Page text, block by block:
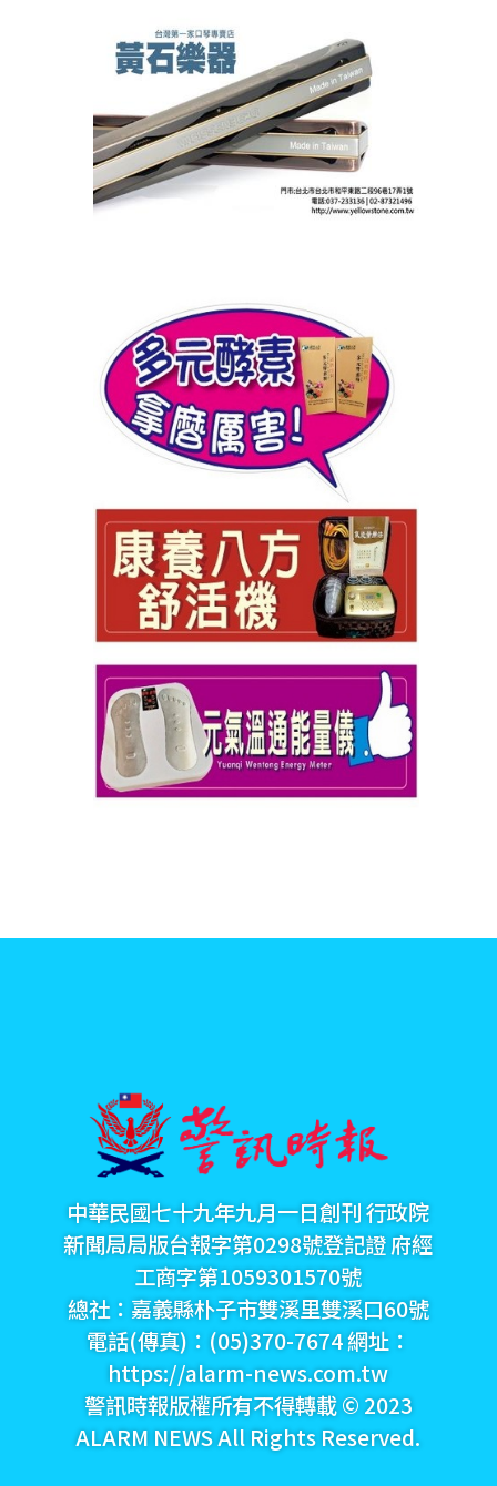
中華民國七十九年九月一日創刊 行政院
新聞局局版台報字第0298號登記證 府經
工商字第1059301570號
總社：嘉義縣朴子市雙溪里雙溪口60號
電話(傳真)：(05)370-7674 網址：
https://alarm-news.com.tw
警訊時報版權所有不得轉載 © 2023
ALARM NEWS All Rights Reserved.